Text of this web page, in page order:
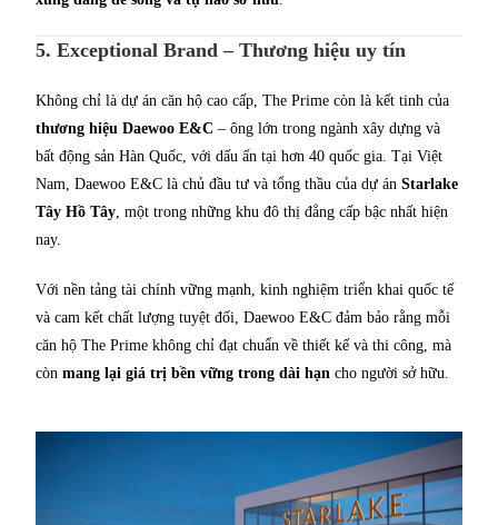
5. Exceptional Brand – Thương hiệu uy tín
Không chỉ là dự án căn hộ cao cấp, The Prime còn là kết tinh của
thương hiệu Daewoo E&C – ông lớn trong ngành xây dựng và
bất động sản Hàn Quốc, với dấu ấn tại hơn 40 quốc gia. Tại Việt
Nam, Daewoo E&C là chủ đầu tư và tổng thầu của dự ánStarlake
Tây Hồ Tây , một trong những khu đô thị đẳng cấp bậc nhất hiện
nay.
Với nền tảng tài chính vững mạnh, kinh nghiệm triển khai quốc tế
và cam kết chất lượng tuyệt đối, Daewoo E&C đảm bảo rằng mỗi
căn hộ The Prime không chỉ đạt chuẩn về thiết kế và thi công, mà
cònmang lại giá trị bền vững trong dài hạn cho người sở hữu.